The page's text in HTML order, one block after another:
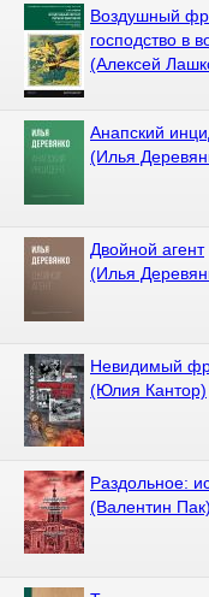
Воздушный
господство в
(Алексей
Анапский
(Илья
Двойной агент
(Илья
Невидимый
(Юлия Кантор)
Раздольное:
(Валентин Пак)